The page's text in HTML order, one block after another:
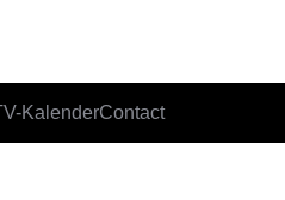
KalenderContact